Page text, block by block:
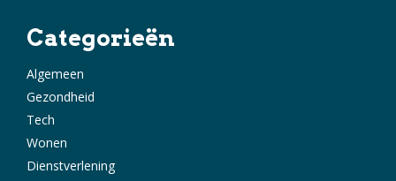
Categorieën
Algemeen
Gezondheid
Tech
Wonen
Dienstverlening